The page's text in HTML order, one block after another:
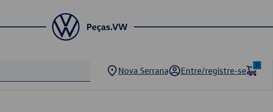
Nova Serrana Entre/registre-se
0